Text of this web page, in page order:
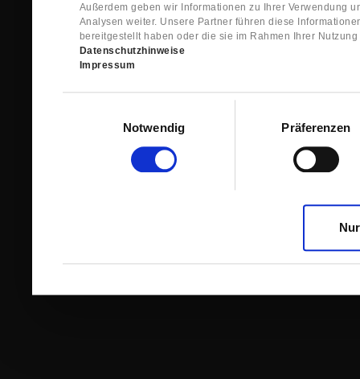
Außerdem geben wir Informationen zu Ihrer Verwendung
Analysen weiter. Unsere Partner führen diese
bereitgestellt haben oder die sie im Rahmen Ihrer
Datenschutzhinweise
Impressum
Notwendig
Präferenzen